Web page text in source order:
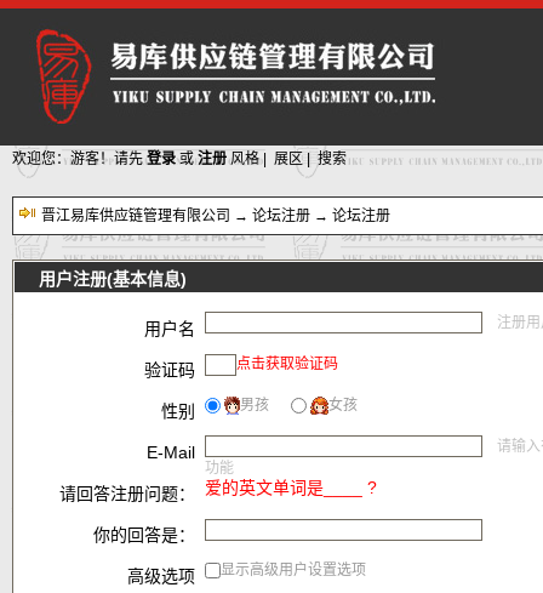
欢迎您：游客！请先登录或注册 风格 | 展区 搜索
晋江易库供应链管理有限公司 → 论坛注册→ 论坛注册
用户注册(基本信息)
用户名 注册
验证码 点击获取验证码
性别 男孩 女孩
E-Mail
请输
功能
请回答注册问题： 爱的英文单词是____ ?
你的回答是：
高级选项 显示高级用户设置选项